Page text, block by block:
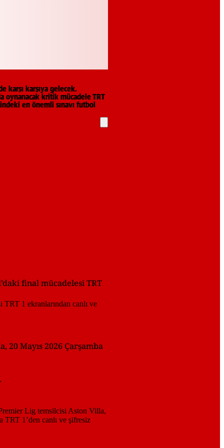
karşı karşıya gelecek.
oynanacak kritik mücadele TRT
en önemli sınavı futbol
final mücadelesi TRT
Mayıs 2026 Çarşamba